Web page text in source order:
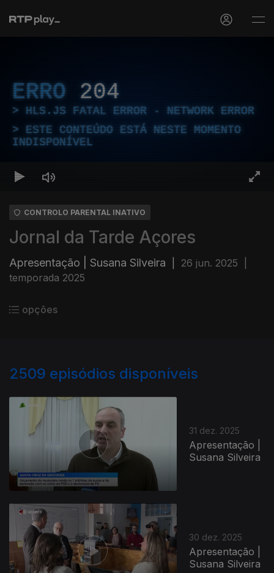
ERRO 204
HLS.JS FATAL ERROR - NETWORK ERROR
ESTE CONTEÚDO ESTÁ NESTE MOMENTO
INDISPONÍVEL
CONTROLO PARENTAL INATIVO
Jornal da Tarde Açores
Apresentação | Susana Silveira 26 jun. 2025
temporada 2025
opções
2509 episódios disponíveis
31 dez. 2025
Apresentação |
Susana Silveira
30 dez. 2025
Apresentação |
Susana Silveira